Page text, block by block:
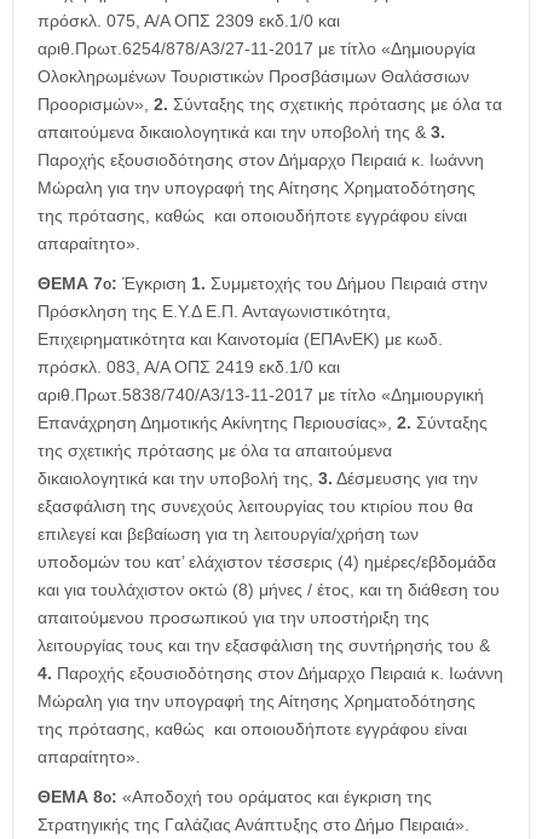
πρόσκλ. 075, Α/Α ΟΠΣ 2309 εκδ.1/0 και
αριθ.Πρωτ.6254/878/Α3/27-11-2017 με τίτλο «Δημιουργία
Ολοκληρωμένων Τουριστικών Προσβάσιμων Θαλάσσιων
Προορισμών», 2. Σύνταξης της σχετικής πρότασης με όλα τα
απαιτούμενα δικαιολογητικά και την υποβολή της & 3.
Παροχής εξουσιοδότησης στον Δήμαρχο Πειραιά κ. Ιωάννη
Μώραλη για την υπογραφή της Αίτησης Χρηματοδότησης
της πρότασης, καθώς και οποιουδήποτε εγγράφου είναι
απαραίτητο».
ΘΕΜΑ 7ο: Έγκριση 1. Συμμετοχής του Δήμου Πειραιά στην
Πρόσκληση της Ε.Υ.Δ Ε.Π. Ανταγωνιστικότητα,
Επιχειρηματικότητα και Καινοτομία (ΕΠΑνΕΚ) με κωδ.
πρόσκλ. 083, Α/Α ΟΠΣ 2419 εκδ.1/0 και
αριθ.Πρωτ.5838/740/Α3/13-11-2017 με τίτλο «Δημιουργική
Επανάχρηση Δημοτικής Ακίνητης Περιουσίας», 2. Σύνταξης
της σχετικής πρότασης με όλα τα απαιτούμενα
δικαιολογητικά και την υποβολή της, 3. Δέσμευσης για την
εξασφάλιση της συνεχούς λειτουργίας του κτιρίου που θα
επιλεγεί και βεβαίωση για τη λειτουργία/χρήση των
υποδομών του κατ’ ελάχιστον τέσσερις (4) ημέρες/εβδομάδα
και για τουλάχιστον οκτώ (8) μήνες / έτος, και τη διάθεση του
απαιτούμενου προσωπικού για την υποστήριξη της
λειτουργίας τους και την εξασφάλιση της συντήρησής του &
4. Παροχής εξουσιοδότησης στον Δήμαρχο Πειραιά κ. Ιωάννη
Μώραλη για την υπογραφή της Αίτησης Χρηματοδότησης
της πρότασης, καθώς και οποιουδήποτε εγγράφου είναι
απαραίτητο».
ΘΕΜΑ 8ο: «Αποδοχή του οράματος και έγκριση της
Στρατηγικής της Γαλάζιας Ανάπτυξης στο Δήμο Πειραιά».